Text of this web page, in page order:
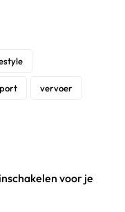
vervoer
voor je